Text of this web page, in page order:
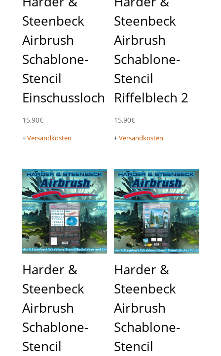
Steenbeck
Airbrush
Schablone-
Stencil
Einschussloch
15,90€
+Versandkosten
Steenbeck
Airbrush
Schablone-
Stencil
Riffelblech 2
15,90€
+Versandkosten
Harder &
Steenbeck
Airbrush
Schablone-
Stencil
Harder &
Steenbeck
Airbrush
Schablone-
Stencil